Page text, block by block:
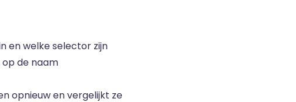
en welke selector zijn
de naam
opnieuw en vergelijkt ze